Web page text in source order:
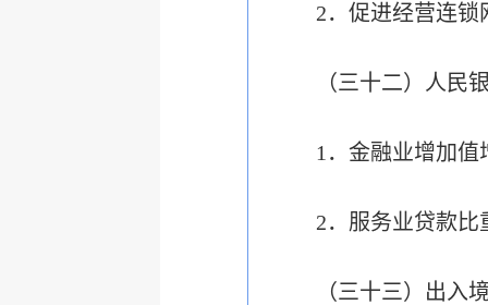
2．促进经营连锁
（三十二）人民
1．金融业增加值
2．服务业贷款比
（三十三）出入